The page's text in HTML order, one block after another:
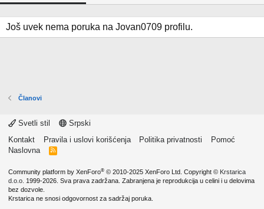
Još uvek nema poruka na Jovan0709 profilu.
Članovi
Svetli stil
Srpski
Kontakt
Pravila i uslovi korišćenja Politika privatnosti
Pomoć
Naslovna
R
Community platform by XenForo® © 2010-2025 XenForo Ltd. Copyright © Krstarica
d.o.o. 1999-2026. Sva prava zadržana. Zabranjena je reprodukcija u celini i u delovima
bez dozvole.
Krstarica ne snosi odgovornost za sadržaj poruka.